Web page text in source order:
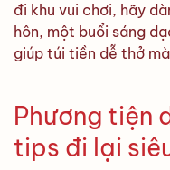
đi khu vui chơi, hãy
hôn, một buổi sáng
giúp túi tiền dễ thở
Phương tiện
tips đi lại